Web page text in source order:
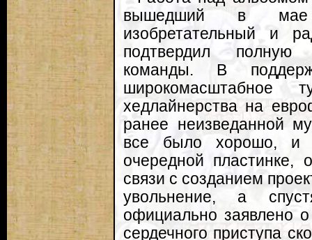
вышедший в мае
изобретательный и
подтвердил полную
команды. В
широкомасштабное
хедлайнерства на
ранее неизведанной
все было хорошо, и
очередной пластинке,
связи с созданием
увольнение, а
официально заявлено
сердечного приступа